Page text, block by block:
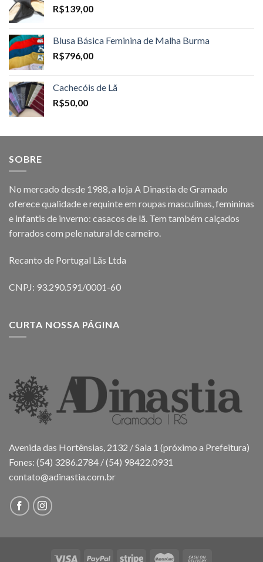
R$139,00
Blusa Básica Feminina de Malha Burma
R$796,00
Cachecóis de Lã
R$50,00
SOBRE
No mercado desde 1988, a loja A Dinastia de Gramado
oferece qualidade e requinte em roupas masculinas, femininas
e infantis de inverno: casacos de lã. Tem também calçados
forrados com pele natural de carneiro.
Recanto de Portugal Lãs Ltda
CNPJ: 93.290.591/0001-60
CURTA NOSSA PÁGINA
Avenida das Hortênsias, 2132 / Sala 1 (próximo a Prefeitura)
Fones: (54) 3286.2784 / (54) 98422.0931
contato@adinastia.com.br